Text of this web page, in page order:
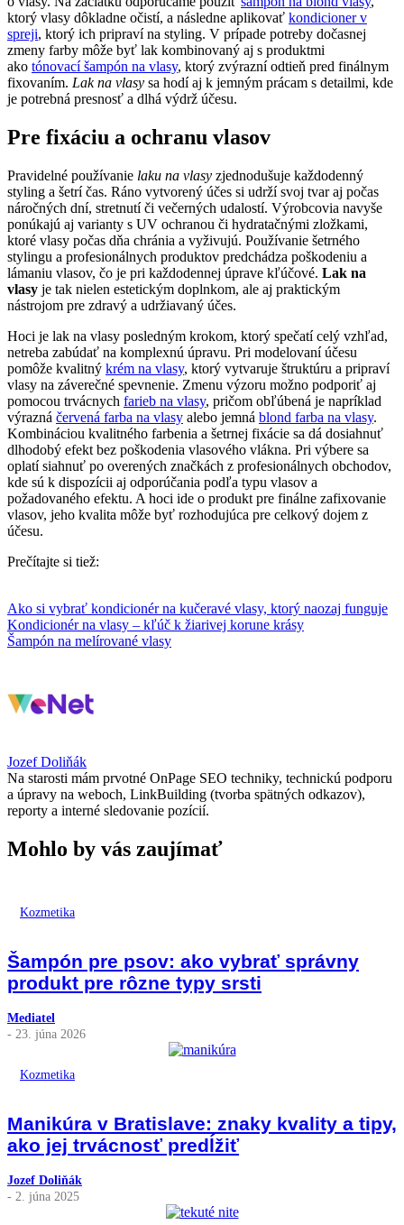
ktorý vlasy dôkladne očistí, a následne aplikovať kondicioner v
spreji, ktorý ich pripraví na styling. V prípade potreby dočasnej
zmeny farby môže byť lak kombinovaný aj s produktmi
ako tónovací šampón na vlasy, ktorý zvýrazní odtieň pred finálnym
fixovaním. Lak na vlasy sa hodí aj k jemným prácam s detailmi, kde
je potrebná presnosť a dlhá výdrž účesu.
Pre fixáciu a ochranu vlasov
Pravidelné používanie laku na vlasy zjednodušuje každodenný
styling a šetrí čas. Ráno vytvorený účes si udrží svoj tvar aj počas
náročných dní, stretnutí či večerných udalostí. Výrobcovia navyše
ponúkajú aj varianty s UV ochranou či hydratačnými zložkami,
ktoré vlasy počas dňa chránia a vyživujú. Používanie šetrného
stylingu a profesionálnych produktov predchádza poškodeniu a
lámaniu vlasov, čo je pri každodennej úprave kľúčové. Lak na
vlasy je tak nielen estetickým doplnkom, ale aj praktickým
nástrojom pre zdravý a udržiavaný účes.
Hoci je lak na vlasy posledným krokom, ktorý spečatí celý vzhľad,
netreba zabúdať na komplexnú úpravu. Pri modelovaní účesu
pomôže kvalitný krém na vlasy, ktorý vytvaruje štruktúru a pripraví
vlasy na záverečné spevnenie. Zmenu výzoru možno podporiť aj
pomocou trvácnych farieb na vlasy, pričom obľúbená je napríklad
výrazná červená farba na vlasy alebo jemná blond farba na vlasy.
Kombináciou kvalitného farbenia a šetrnej fixácie sa dá dosiahnuť
dlhodobý efekt bez poškodenia vlasového vlákna. Pri výbere sa
oplatí siahnuť po overených značkách z profesionálnych obchodov,
kde sú k dispozícii aj odporúčania podľa typu vlasov a
požadovaného efektu. A hoci ide o produkt pre finálne zafixovanie
vlasov, jeho kvalita môže byť rozhodujúca pre celkový dojem z
účesu.
Prečítajte si tiež:
Ako si vybrať kondicionér na kučeravé vlasy, ktorý naozaj funguje
Kondicionér na vlasy – kľúč k žiarivej korune krásy
Šampón na melírované vlasy
Jozef Doliňák
Na starosti mám prvotné OnPage SEO techniky, technickú podporu
a úpravy na weboch, LinkBuilding (tvorba spätných odkazov),
reporty a interné sledovanie pozícií.
Mohlo by vás zaujímať
Kozmetika
Šampón pre psov: ako vybrať správny
produkt pre rôzne typy srsti
Mediatel
- 23. júna 2026
Kozmetika
Manikúra v Bratislave: znaky kvality a tipy,
ako jej trvácnosť predĺžiť
Jozef Doliňák
- 2. júna 2025